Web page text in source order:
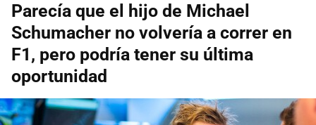
Parecía que el hijo de Michael
Schumacher no volvería a correr en
F1, pero podría tener su última
oportunidad